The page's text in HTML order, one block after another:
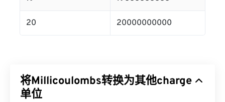
20 20000000000
将Millicoulombs转换为其他charge
单位